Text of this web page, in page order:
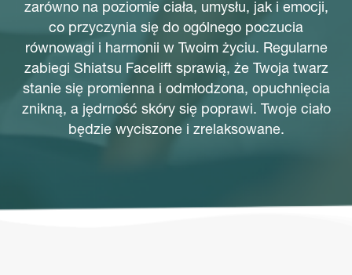
zarówno na poziomie ciała, umysłu, jak i emocji,
co przyczynia się do ogólnego poczucia
równowagi i harmonii w Twoim życiu. Regularne
zabiegi Shiatsu Facelift sprawią, że Twoja twarz
stanie się promienna i odmłodzona, opuchnięcia
znikną, a jędrność skóry się poprawi. Twoje ciało
będzie wyciszone i zrelaksowane.